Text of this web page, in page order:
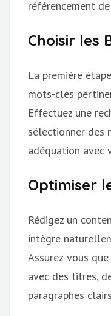
référencement
Choisir les
La première
mots-clés
Effectuez une
sélectionner des
adéquation avec
Optimiser
Rédigez un
intègre
Assurez-vous
avec des titres,
paragraphes